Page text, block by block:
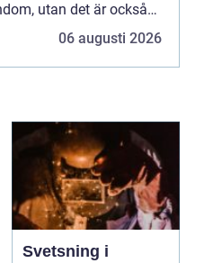
utan det är också
06 augusti 2026
Svetsning i